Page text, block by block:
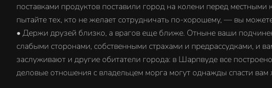
поставками продуктов поставили город на колени перед
пытайте тех, кто не желает сотрудничать по-хорошему, — вы
• Держи друзей близко, а врагов еще ближе. Отныне ваши
слабыми сторонами, собственными страхами и предрассудками, и
заслуживают и другие обитатели города: в Шарпвуде все
деловые отношения с владельцем морга могут однажды спасти вам